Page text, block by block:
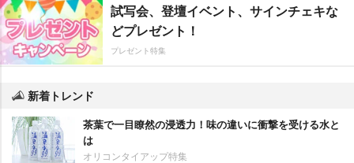
試写会、登壇イベント、サインチェキな
どプレゼント！
プレゼント特集
新着トレンド
茶葉で一目瞭然の浸透力！味の違いに衝撃を受ける水と
は
オリコンタイアップ特集